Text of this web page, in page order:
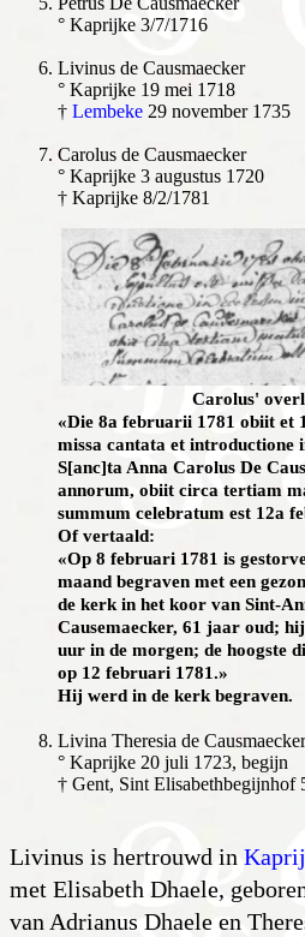
° Kaprijke 3/7/1716
Livinus de Causmaecker
° Kaprijke 19 mei 1718
† Lembeke 29 november 1735
Carolus de Causmaecker
° Kaprijke 3 augustus 1720
† Kaprijke 8/2/1781
Carolus'
«Die 8a februarii 1781 obiit et
missa cantata et introductione
S[anc]ta Anna Carolus De
annorum, obiit circa tertiam
summum celebratum est 12a
Of vertaald:
«Op 8 februari 1781 is
maand begraven met een
de kerk in het koor van Sint-
Causemaecker, 61 jaar oud;
uur in de morgen; de hoogste
op 12 februari 1781.»
Hij werd in de kerk begraven.
Livina Theresia de Causmaecker
° Kaprijke 20 juli 1723, begijn
† Gent, Sint Elisabethbegijnhof
Livinus is hertrouwd in
met Elisabeth Dhaele,
van Adrianus Dhaele en